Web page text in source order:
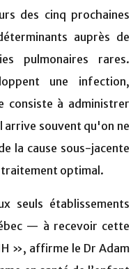
des cinq prochaines
auprès de
pulmonaires rares.
une infection,
consiste à administrer
arrive souvent qu'on ne
la cause sous-jacente
traitement optimal.
seuls établissements
— à recevoir cette
», affirme le Dr Adam